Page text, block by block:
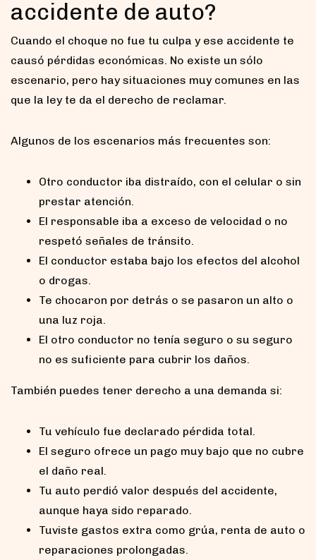
accidente de auto?
Cuando el choque no fue tu culpa y ese accidente te
causó pérdidas económicas. No existe un sólo
escenario, pero hay situaciones muy comunes en las
que la ley te da el derecho de reclamar.
Algunos de los escenarios más frecuentes son:
Otro conductor iba distraído, con el celular o sin
prestar atención.
El responsable iba a exceso de velocidad o no
respetó señales de tránsito.
El conductor estaba bajo los efectos del alcohol
o drogas.
Te chocaron por detrás o se pasaron un alto o
una luz roja.
El otro conductor no tenía seguro o su seguro
no es suficiente para cubrir los daños.
También puedes tener derecho a una demanda si:
Tu vehículo fue declarado pérdida total.
El seguro ofrece un pago muy bajo que no cubre
el daño real.
Tu auto perdió valor después del accidente,
aunque haya sido reparado.
Tuviste gastos extra como grúa, renta de auto o
reparaciones prolongadas.